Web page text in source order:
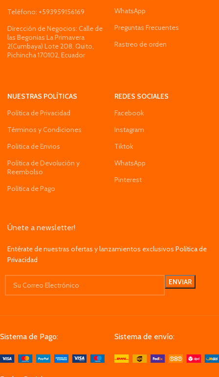
Teléfono: +593959156169
Dirección de Negocios: Calle de
las Begonias La Primavera
2(Cumbaya) Lote 208, Quito,
Pichincha 170102, Ecuador
WhatsApp
Preguntas Frecuentes
Rastreo de orden
NUESTRAS POLÍTICAS
Política de Privacidad
Términos y Condiciones
Politica de Envios
Política de Devolución y
Reembolso
Política de Pago
REDES SOCIALES
Facebook
Instagram
Tiktok
WhatsApp
Pinterest
Únete a newsletter!
Entérate de nuestras ofertas y lanzamientos exclusivos Política de
Privacidad
Sistema de Pago: Sistema de envío: